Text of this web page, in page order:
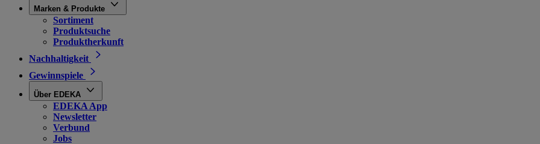
Marken & Produkte
Sortiment
Produktsuche
Produktherkunft
Nachhaltigkeit
Gewinnspiele
Über EDEKA
EDEKA App
Newsletter
Verbund
Jobs